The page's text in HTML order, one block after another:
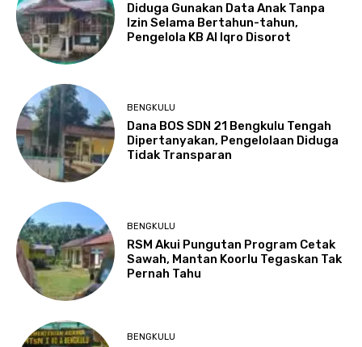
Diduga Gunakan Data Anak Tanpa
Izin Selama Bertahun-tahun,
Pengelola KB Al Iqro Disorot
BENGKULU
Dana BOS SDN 21 Bengkulu Tengah
Dipertanyakan, Pengelolaan Diduga
Tidak Transparan
BENGKULU
RSM Akui Pungutan Program Cetak
Sawah, Mantan Koorlu Tegaskan Tak
Pernah Tahu
BENGKULU